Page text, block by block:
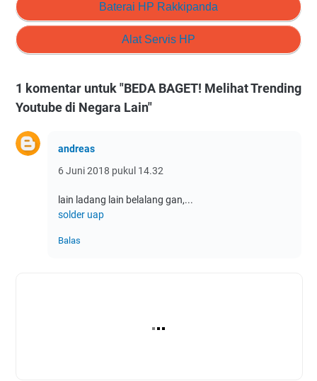
Baterai HP Rakkipanda
Alat Servis HP
1 komentar untuk "BEDA BAGET! Melihat Trending
Youtube di Negara Lain"
andreas
6 Juni 2018 pukul 14.32
lain ladang lain belalang gan,...
solder uap
Balas